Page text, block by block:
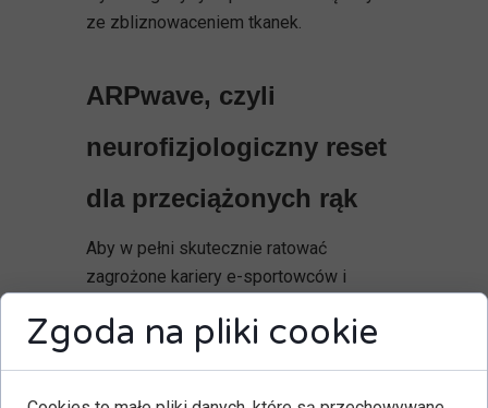
ze zbliznowaceniem tkanek.
ARPwave, czyli
neurofizjologiczny reset
dla przeciążonych rąk
Aby w pełni skutecznie ratować
zagrożone kariery e-sportowców i
bezpośrednio u samego źródła
Zgoda na pliki cookie